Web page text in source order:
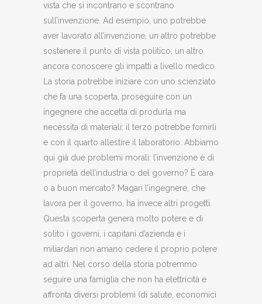
vista che si incontrano e scontrano
sull’invenzione. Ad esempio, uno potrebbe
aver lavorato all’invenzione, un altro potrebbe
sostenere il punto di vista politico, un altro
ancora conoscere gli impatti a livello medico.
La storia potrebbe iniziare con uno scienziato
che fa una scoperta, proseguire con un
ingegnere che accetta di produrla ma
necessita di materiali; il terzo potrebbe fornirli
e con il quarto allestire il laboratorio. Abbiamo
qui già due problemi morali: l’invenzione è di
proprietà dell’industria o del governo? È cara
o a buon mercato? Magari l’ingegnere, che
lavora per il governo, ha invece altri progetti.
Questa scoperta genera molto potere e di
solito i governi, i capitani d’azienda e i
miliardari non amano cedere il proprio potere
ad altri. Nel corso della storia potremmo
seguire una famiglia che non ha elettricità e
affronta diversi problemi (di salute, economici